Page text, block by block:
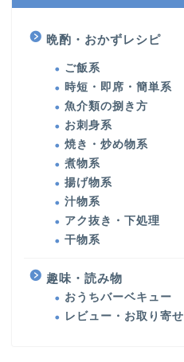
晩酌・おかずレシピ
ご飯系
時短・即席・簡単系
魚介類の捌き方
お刺身系
焼き・炒め物系
煮物系
揚げ物系
汁物系
アク抜き・下処理
干物系
趣味・読み物
おうちバーベキュー
レビュー・お取り寄せ